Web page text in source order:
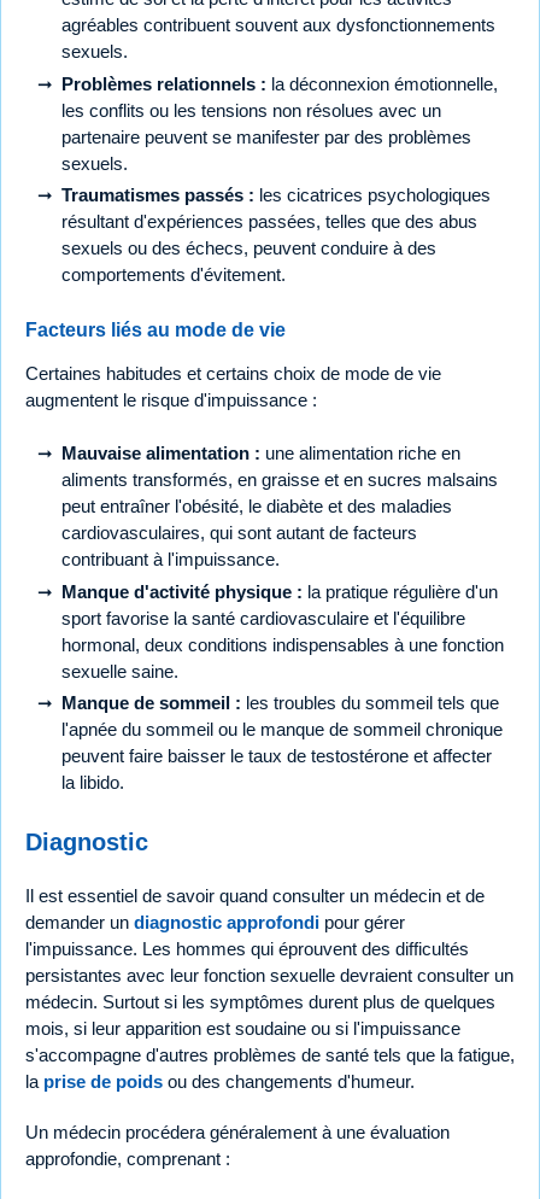
agréables contribuent souvent aux dysfonctionnements
sexuels.
Problèmes relationnels : la déconnexion émotionnelle,
les conflits ou les tensions non résolues avec un
partenaire peuvent se manifester par des problèmes
sexuels.
Traumatismes passés : les cicatrices psychologiques
résultant d'expériences passées, telles que des abus
sexuels ou des échecs, peuvent conduire à des
comportements d'évitement.
Facteurs liés au mode de vie
Certaines habitudes et certains choix de mode de vie
augmentent le risque d'impuissance :
Mauvaise alimentation : une alimentation riche en
aliments transformés, en graisse et en sucres malsains
peut entraîner l'obésité, le diabète et des maladies
cardiovasculaires, qui sont autant de facteurs
contribuant à l'impuissance.
Manque d'activité physique : la pratique régulière d'un
sport favorise la santé cardiovasculaire et l'équilibre
hormonal, deux conditions indispensables à une fonction
sexuelle saine.
Manque de sommeil : les troubles du sommeil tels que
l'apnée du sommeil ou le manque de sommeil chronique
peuvent faire baisser le taux de testostérone et affecter
la libido.
Diagnostic
Il est essentiel de savoir quand consulter un médecin et de
demander un diagnostic approfondi pour gérer
l'impuissance. Les hommes qui éprouvent des difficultés
persistantes avec leur fonction sexuelle devraient consulter un
médecin. Surtout si les symptômes durent plus de quelques
mois, si leur apparition est soudaine ou si l'impuissance
s'accompagne d'autres problèmes de santé tels que la fatigue,
la prise de poids ou des changements d'humeur.
Un médecin procédera généralement à une évaluation
approfondie, comprenant :